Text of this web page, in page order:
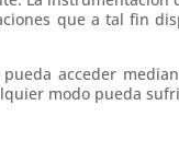
que a tal fin
pueda acceder
modo pueda